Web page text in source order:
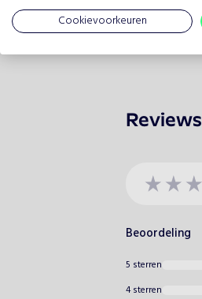
Reviews
Beoordeling
5 sterren
4 sterren
Cookievoorkeuren